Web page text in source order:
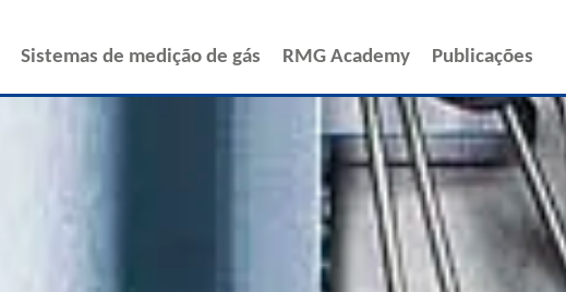
ESPAÑOL
FRANÇAIS
ITALIANO
中文
Sistemas de medição de gás RMG Academy Publicações